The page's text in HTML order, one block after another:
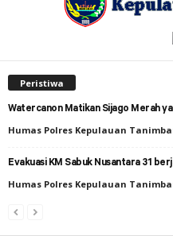
Peristiwa
Watercanon Matikan Sijago Merah
Humas Polres Kepulauan
Evakuasi KM Sabuk Nusantara 31
Humas Polres Kepulauan